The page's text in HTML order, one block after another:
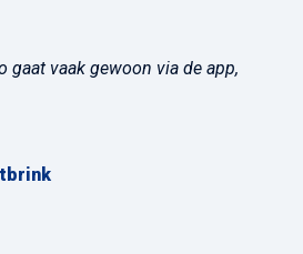
gaat vaak gewoon via de app,